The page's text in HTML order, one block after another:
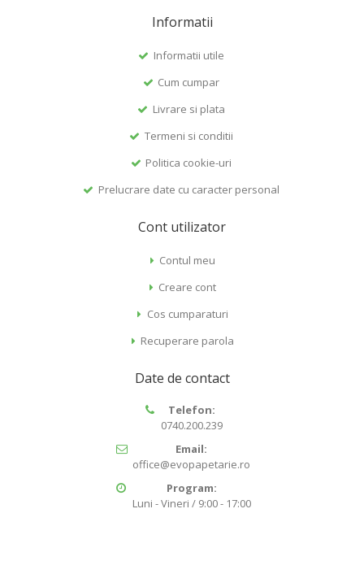
Informatii
Informatii utile
Cum cumpar
Livrare si plata
Termeni si conditii
Politica cookie-uri
Prelucrare date cu caracter personal
Cont utilizator
Contul meu
Creare cont
Cos cumparaturi
Recuperare parola
Date de contact
Telefon:
0740.200.239
Email:
office@evopapetarie.ro
Program:
Luni - Vineri / 9:00 - 17:00